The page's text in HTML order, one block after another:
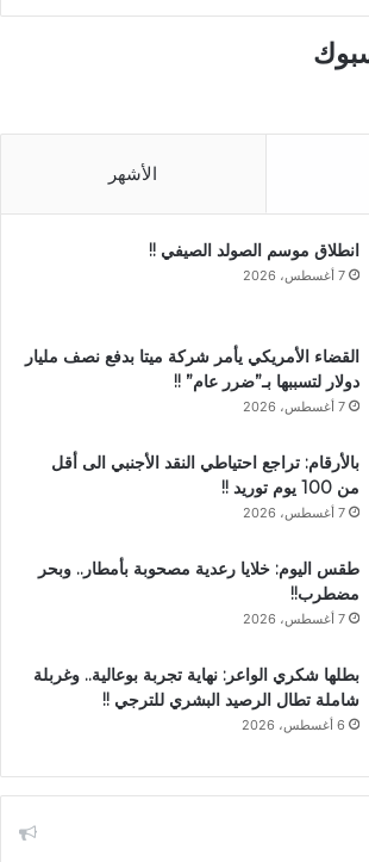
الأشهر
انطلاق موسم الصولد الصيفي !!
7 أغسطس، 2026
القضاء الأمريكي يأمر شركة ميتا بدفع نصف مليار
دولار لتسببها بـ”ضرر عام” !!
7 أغسطس، 2026
بالأرقام: تراجع احتياطي النقد الأجنبي الى أقل
من 100 يوم توريد !!
7 أغسطس، 2026
طقس اليوم: خلايا رعدية مصحوبة بأمطار.. وبحر
مضطرب!!
7 أغسطس، 2026
بطلها شكري الواعر: نهاية تجربة بوعالية.. وغربلة
شاملة تطال الرصيد البشري للترجي !!
6 أغسطس، 2026